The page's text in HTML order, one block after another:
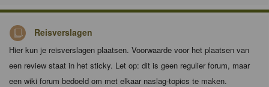
Reisverslagen
Hier kun je reisverslagen plaatsen. Voorwaarde voor het plaatsen van
een review staat in het sticky. Let op: dit is geen regulier forum, maar
een wiki forum bedoeld om met elkaar naslag-topics te maken.